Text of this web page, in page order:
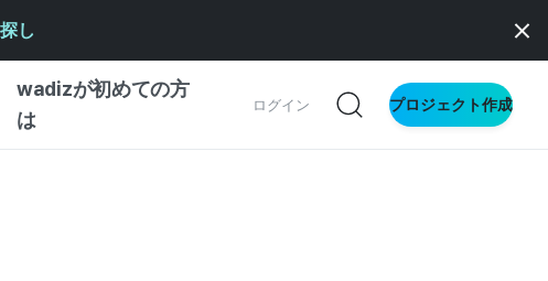
し
wadizが初めての方
は
ログイン プロジェクト作成